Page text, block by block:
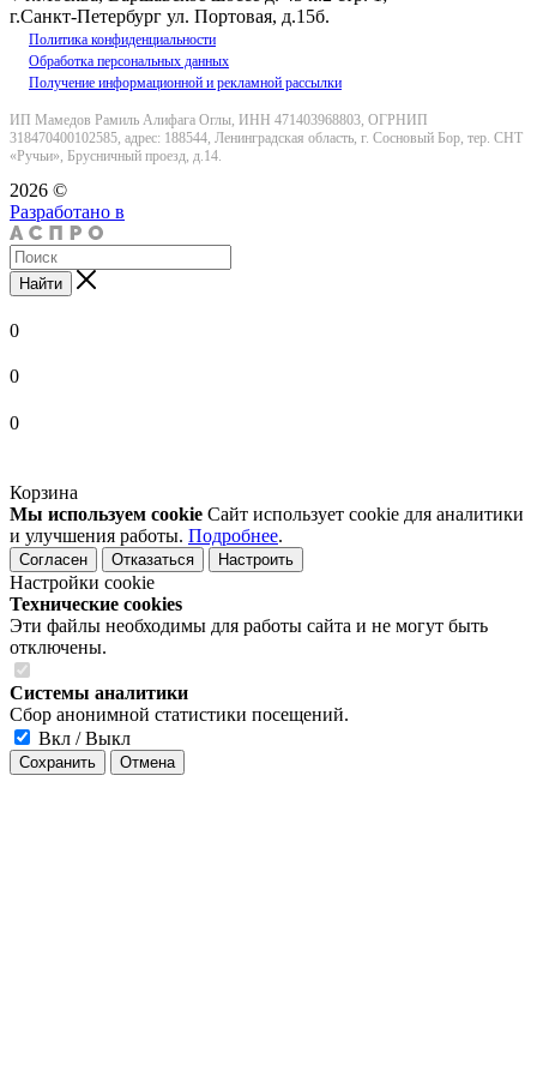
г.Санкт-Петербург ул. Портовая, д.15б.
Политика конфиденциальности
Обработка персональных данных
Получение информационной и рекламной рассылки
ИП Мамедов Рамиль Алифага Оглы, ИНН 471403968803, ОГРНИП
318470400102585, адрес: 188544, Ленинградская область, г. Сосновый Бор, тер. СНТ
«Ручьи», Брусничный проезд, д.14.
2026 ©
Разработано в
Найти
0
0
0
Корзина
Мы используем cookie Сайт использует cookie для аналитики
и улучшения работы. Подробнее.
Согласен Отказаться Настроить
Настройки cookie
Технические cookies
Эти файлы необходимы для работы сайта и не могут быть
отключены.
Системы аналитики
Сбор анонимной статистики посещений.
Вкл / Выкл
Сохранить Отмена